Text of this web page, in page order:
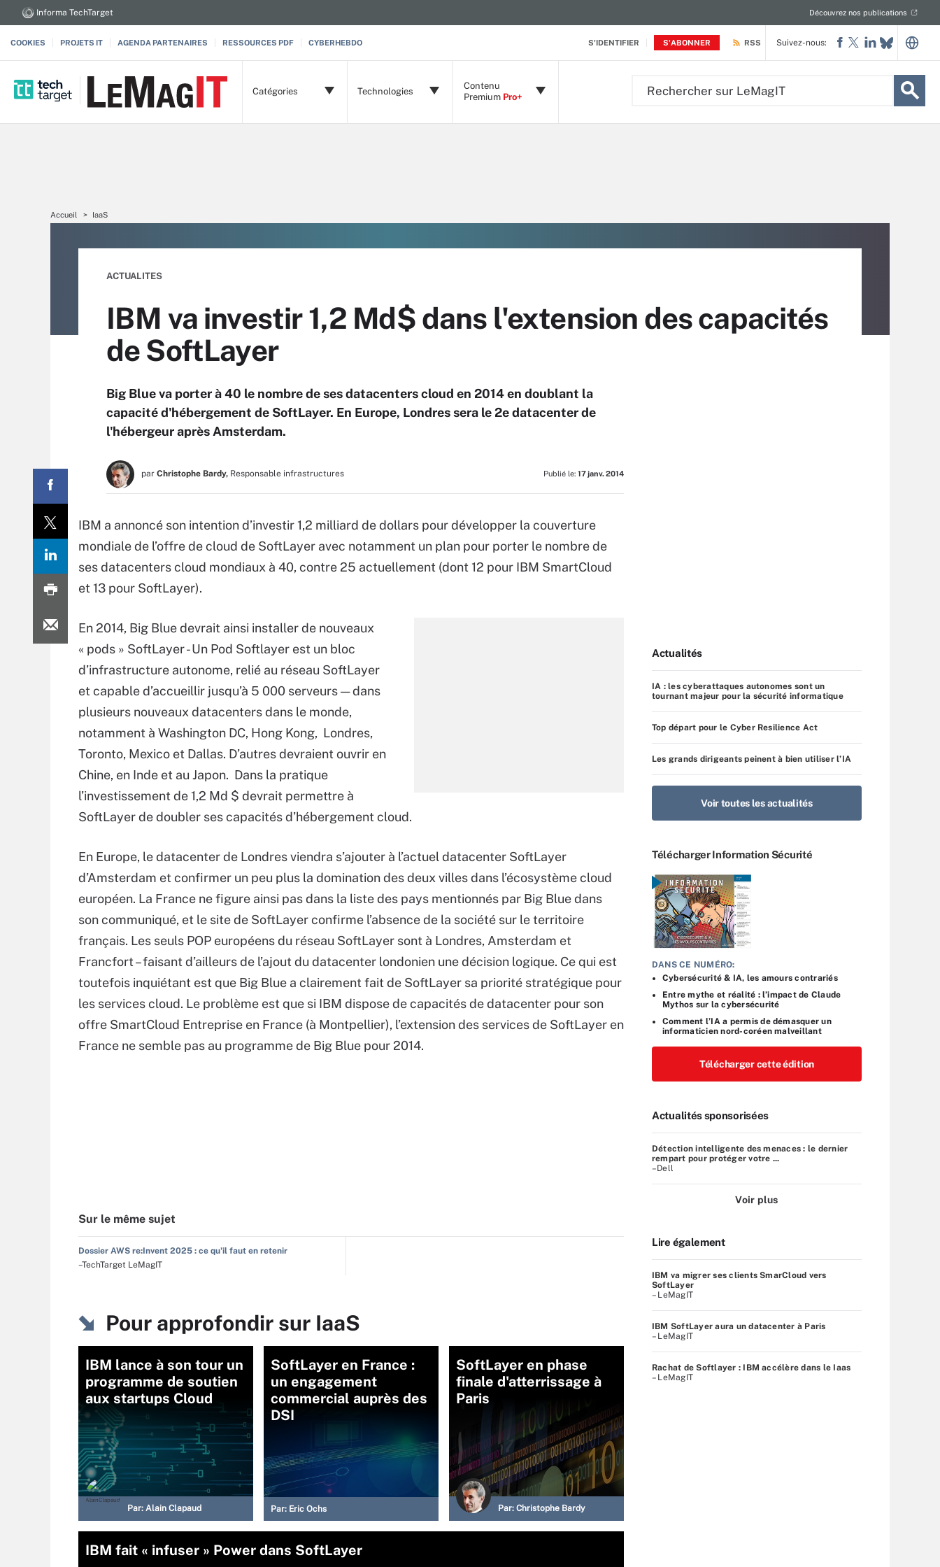
S'IDENTIFIER S'ABONNER
Informa TechTarget Découvrez nos publications
COOKIES PROJETS IT AGENDA PARTENAIRES RESSOURCES PDF CYBERHEBDO RSS
Catégories Technologies
Contenu
Premium Pro+
Suivez-nous:
Accueil IaaS
ACTUALITES
IBM va investir 1,2 Md$ dans l'extension des capacités
de SoftLayer
Big Blue va porter à 40 le nombre de ses datacenters cloud en 2014 en doublant la
capacité d'hébergement de SoftLayer. En Europe, Londres sera le 2e datacenter de
l'hébergeur après Amsterdam.
par Christophe Bardy, Responsable infrastructures Publié le: 17 janv. 2014
IBM a annoncé son intention d’investir 1,2 milliard de dollars pour développer la couverture
mondiale de l’offre de cloud de SoftLayer avec notamment un plan pour porter le nombre de
ses datacenters cloud mondiaux à 40, contre 25 actuellement (dont 12 pour IBM SmartCloud
et 13 pour SoftLayer).
En 2014, Big Blue devrait ainsi installer de nouveaux
« pods » SoftLayer - Un Pod Softlayer est un bloc
d’infrastructure autonome, relié au réseau SoftLayer
et capable d’accueillir jusqu’à 5 000 serveurs — dans
plusieurs nouveaux datacenters dans le monde,
notamment à Washington DC, Hong Kong, Londres,
Toronto, Mexico et Dallas. D’autres devraient ouvrir en
Chine, en Inde et au Japon. Dans la pratique
l’investissement de 1,2 Md $ devrait permettre à
SoftLayer de doubler ses capacités d’hébergement cloud.
En Europe, le datacenter de Londres viendra s’ajouter à l’actuel datacenter SoftLayer
d’Amsterdam et confirmer un peu plus la domination des deux villes dans l’écosystème cloud
européen. La France ne figure ainsi pas dans la liste des pays mentionnés par Big Blue dans
son communiqué, et le site de SoftLayer confirme l’absence de la société sur le territoire
français. Les seuls POP européens du réseau SoftLayer sont à Londres, Amsterdam et
Francfort – faisant d’ailleurs de l’ajout du datacenter londonien une décision logique. Ce qui est
toutefois inquiétant est que Big Blue a clairement fait de SoftLayer sa priorité stratégique pour
les services cloud. Le problème est que si IBM dispose de capacités de datacenter pour son
offre SmartCloud Entreprise en France (à Montpellier), l’extension des services de SoftLayer en
France ne semble pas au programme de Big Blue pour 2014.
Sur le même sujet
Dossier AWS re:Invent 2025 : ce qu'il faut en retenir
–TechTarget LeMagIT
Pour approfondir sur IaaS
IBM lance à son tour un
programme de soutien
aux startups Cloud
Par: Alain Clapaud
SoftLayer en France :
un engagement
commercial auprès des
DSI
Par: Eric Ochs
SoftLayer en phase
finale d'atterrissage à
Paris
Par: Christophe Bardy
IBM fait « infuser » Power dans SoftLayer
Actualités
IA : les cyberattaques autonomes sont un
tournant majeur pour la sécurité informatique
Top départ pour le Cyber Resilience Act
Les grands dirigeants peinent à bien utiliser l’IA
Voir toutes les actualités
Télécharger Information Sécurité
DANS CE NUMÉRO:
Cybersécurité & IA, les amours contrariés
Entre mythe et réalité : l’impact de Claude
Mythos sur la cybersécurité
Comment l’IA a permis de démasquer un
informaticien nord-coréen malveillant
Télécharger cette édition
Actualités sponsorisées
Détection intelligente des menaces : le dernier
rempart pour protéger votre ...
–Dell
Voir plus
Lire également
IBM va migrer ses clients SmarCloud vers
SoftLayer
– LeMagIT
IBM SoftLayer aura un datacenter à Paris
– LeMagIT
Rachat de Softlayer : IBM accélère dans le Iaas
– LeMagIT